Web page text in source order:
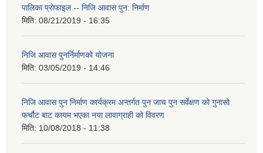
पालिका प्राेफाइल -- निजि आवास पुन: निर्माण
मिति: 08/21/2019 - 16:35
निजि आवास पुनर्निर्माणको योजना
मिति: 03/05/2019 - 14:46
निजि आवास पुन निर्माण कार्यक्रम अन्तर्गत पुन जाच पुन सर्वेक्षण को गुनासो
फर्चौट बाट कायम भएका नया लावाग्राही को विवरण
मिति: 10/08/2018 - 11:38